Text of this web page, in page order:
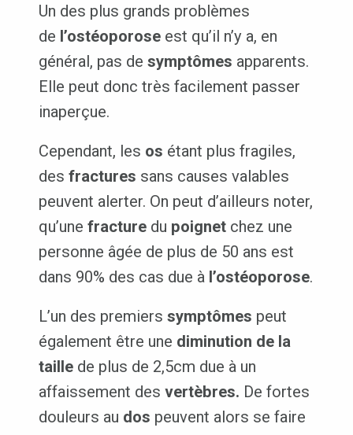
Un des plus grands problèmes
de l’ostéoporose est qu’il n’y a, en
général, pas de symptômes apparents.
Elle peut donc très facilement passer
inaperçue.
Cependant, les os étant plus fragiles,
des fractures sans causes valables
peuvent alerter. On peut d’ailleurs noter,
qu’une fracture du poignet chez une
personne âgée de plus de 50 ans est
dans 90% des cas due à l’ostéoporose.
L’un des premiers symptômes peut
également être une diminution de la
taille de plus de 2,5cm due à un
affaissement des vertèbres. De fortes
douleurs au dos peuvent alors se faire